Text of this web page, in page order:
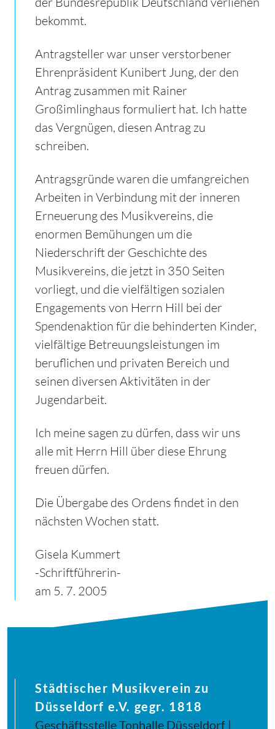
bekommt.
Antragsteller war unser verstorbener
Ehrenpräsident Kunibert Jung, der den
Antrag zusammen mit Rainer
Großimlinghaus formuliert hat. Ich hatte
das Vergnügen, diesen Antrag zu
schreiben.
Antragsgründe waren die umfangreichen
Arbeiten in Verbindung mit der inneren
Erneuerung des Musikvereins, die
enormen Bemühungen um die
Niederschrift der Geschichte des
Musikvereins, die jetzt in 350 Seiten
vorliegt, und die vielfältigen sozialen
Engagements von Herrn Hill bei der
Spendenaktion für die behinderten Kinder,
vielfältige Betreuungsleistungen im
beruflichen und privaten Bereich und
seinen diversen Aktivitäten in der
Jugendarbeit.
Ich meine sagen zu dürfen, dass wir uns
alle mit Herrn Hill über diese Ehrung
freuen dürfen.
Die Übergabe des Ordens findet in den
nächsten Wochen statt.
Gisela Kummert
-Schriftführerin-
am 5. 7. 2005
Städtischer Musikverein zu
Düsseldorf e.V. gegr. 1818
Geschäftsstelle Tonhalle Düsseldorf |